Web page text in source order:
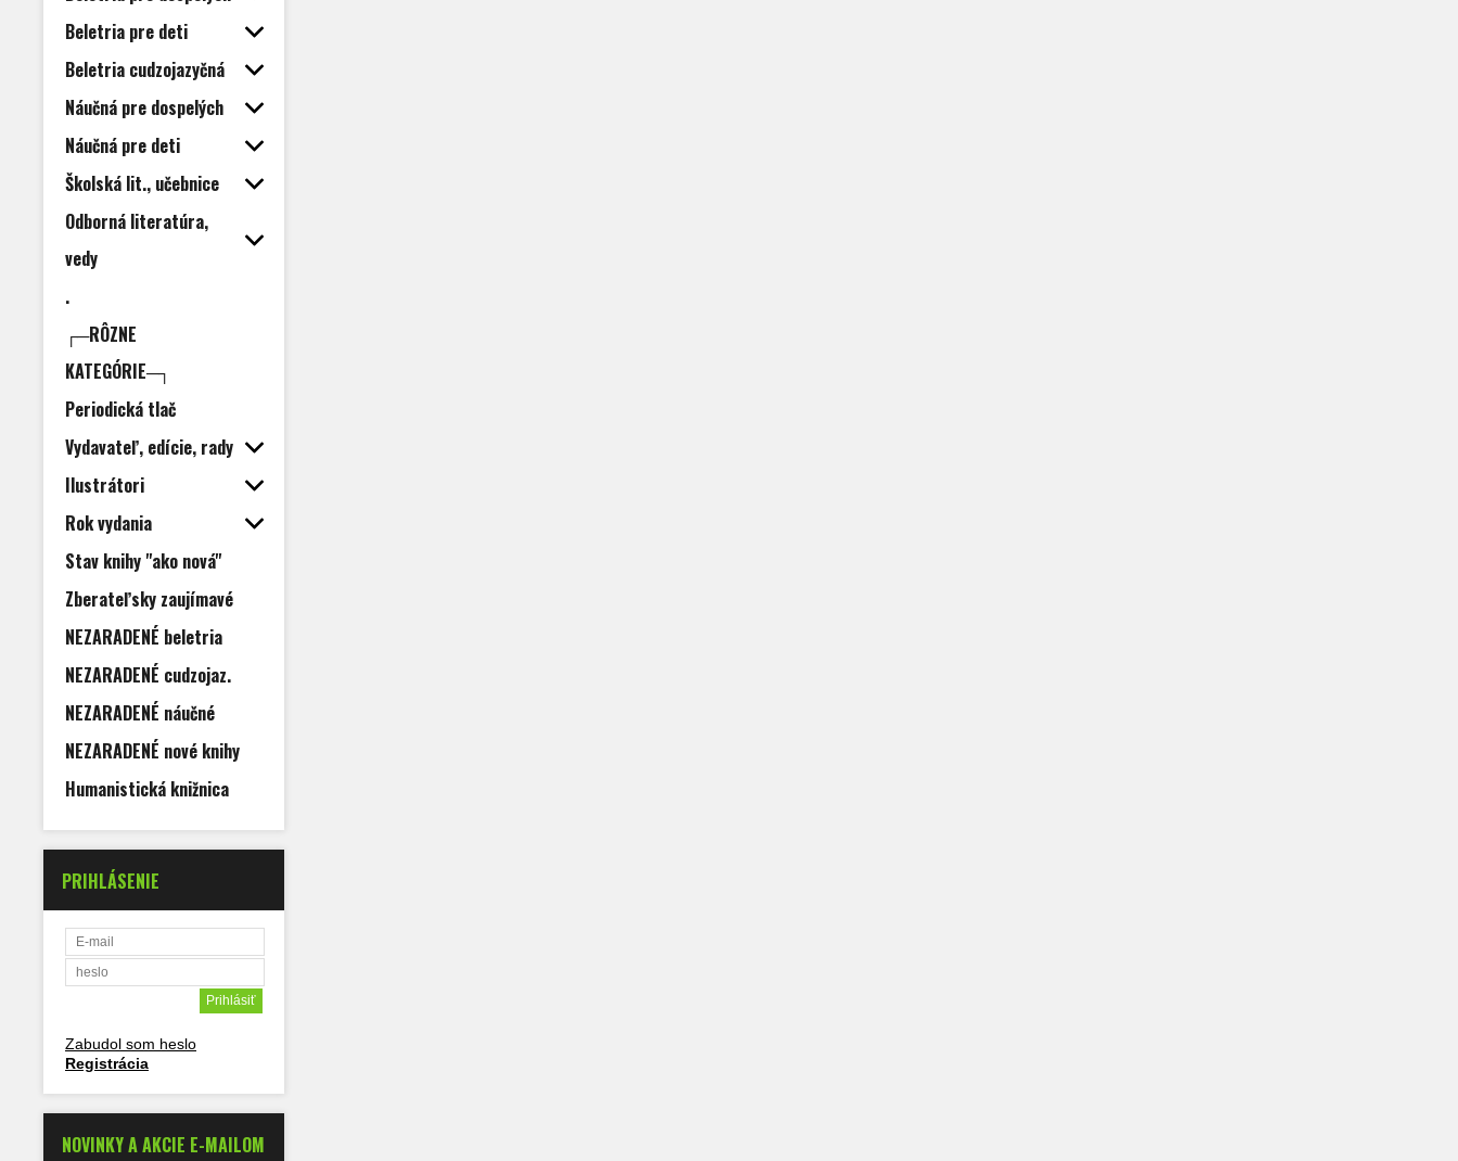
Beletria pre deti
Beletria cudzojazyčná
Náučná pre dospelých
Náučná pre deti
Školská lit., učebnice
Odborná literatúra,
vedy
.
┌─RÔZNE
KATEGÓRIE─┐
Periodická tlač
Vydavateľ, edície, rady
Ilustrátori
Rok vydania
Stav knihy "ako nová"
Zberateľsky zaujímavé
NEZARADENÉ beletria
NEZARADENÉ cudzojaz.
NEZARADENÉ náučné
NEZARADENÉ nové knihy
Humanistická knižnica
PRIHLÁSENIE
Zabudol som heslo
Registrácia
NOVINKY A AKCIE E-MAILOM